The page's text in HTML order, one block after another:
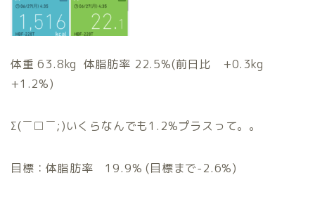
体重 63.8kg 体脂肪率 22.5%(前日比 +0.3kg
+1.2%)
Σ(￣□￣;)いくらなんでも1.2%プラスって。。
目標：体脂肪率 19.9% (目標まで-2.6%)